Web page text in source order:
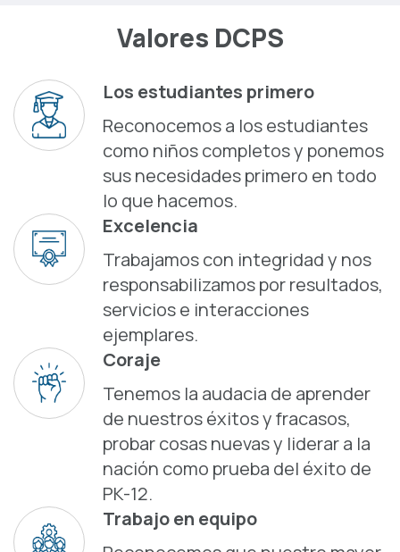
Valores DCPS
Los estudiantes primero
Reconocemos a los estudiantes
como niños completos y ponemos
sus necesidades primero en todo
lo que hacemos.
Excelencia
Trabajamos con integridad y nos
responsabilizamos por resultados,
servicios e interacciones
ejemplares.
Coraje
Tenemos la audacia de aprender
de nuestros éxitos y fracasos,
probar cosas nuevas y liderar a la
nación como prueba del éxito de
PK-12.
Trabajo en equipo